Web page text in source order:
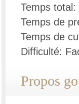
Temps total:
Temps de
Temps de
Difficulté:
Propos